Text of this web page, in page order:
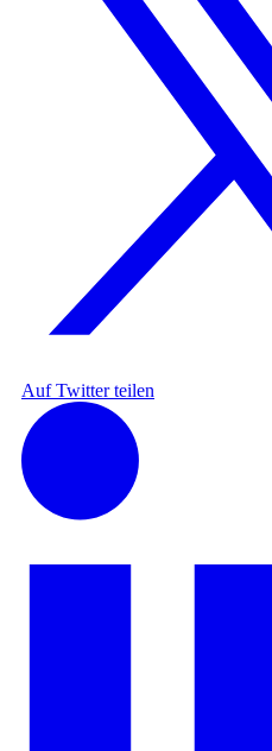
Auf Twitter teilen